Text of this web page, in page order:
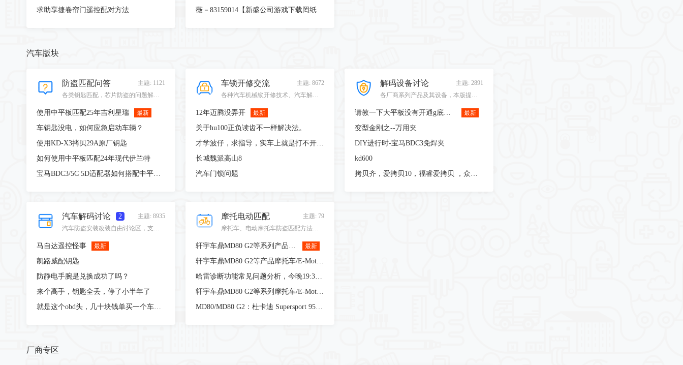
求助享捷卷帘门遥控配对方法
薇－83159014【新盛公司游戏下载罔纸
汽车版块
防盗匹配问答
主题: 1121
各类钥匙匹配，芯片防盗的问题解答，欢迎各位师傅多多解答求助问题，让我们更好的把握生意。
使用中平板匹配25年吉利星瑞 最新
车钥匙没电，如何应急启动车辆？
使用KD-X3拷贝29A原厂钥匙
如何使用中平板匹配24年现代伊兰特
宝马BDC3/5C 5D适配器如何搭配中平板使用？
汽车解码讨论 2
主题: 8935
汽车防盗安装改装自由讨论区，支持各类最新设备，技术，技能，经验的分享。
马自达遥控怪事 最新
凯路威配钥匙
防静电手腕是兑换成功了吗？
来个高手，钥匙全丢，停了小半年了
就是这个obd头，几十块钱单买一个车系的程序，
车锁开修交流
主题: 8672
各种汽车机械锁开修技术、汽车解码、芯片匹配，各种汽车相关讨论！
12年迈腾没弄开 最新
关于hu100正负读齿不一样解决法。
才学波仔，求指导，实车上就是打不开。练功架闭眼秒开啊
长城魏派高山8
汽车门锁问题
摩托电动匹配
主题: 79
摩托车、电动摩托车防盗匹配方法总结
轩宇车鼎MD80 G2等系列产品新增张雪机车诊断功能 最新
轩宇车鼎MD80 G2等产品摩托车/E-Moto系列软件2026年2月升级公告
哈雷诊断功能常见问题分析，今晚19:30，轩宇车鼎抖音直播间
轩宇车鼎MD80 G2等系列摩托车/E-Moto系列软件2026年1月升级公告
MD80/MD80 G2：杜卡迪 Supersport 950里程写入累加器功能操作演示
解码设备讨论
主题: 2891
各厂商系列产品及其设备，本版提供各类技术升级和设备使用相关问题解答。
请教一下大平板没有开通g底盘功能，能做bdc0203的拷贝吗 最新
变型金刚之--万用夹
DIY进行时-宝马BDC3免焊夹
kd600
拷贝齐，爱拷贝10，福睿爱拷贝 ，众新拷贝，pm3哪位大佬能介绍下这几款的优劣势
厂商专区